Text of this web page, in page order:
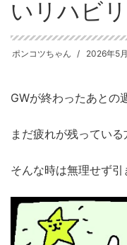
いリハビ
ポンコツちゃん 2026年5
GWが終わったあとの
まだ疲れが残ってい
そんな時は無理せず引